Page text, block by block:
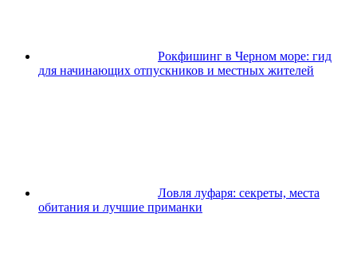
Рокфишинг в Черном море: гид
для начинающих отпускников и местных жителей
Ловля луфаря: секреты, места
обитания и лучшие приманки